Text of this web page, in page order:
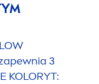
3
KOLORYT: